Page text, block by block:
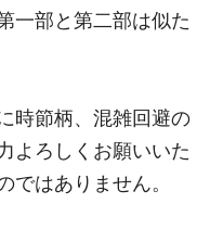
一部と第二部は似た
時節柄、混雑回避の
よろしくお願いいた
ではありません。